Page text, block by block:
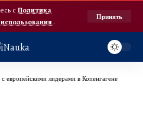
с Политика
.
Принять
с европейскими лидерами в Копенгагене